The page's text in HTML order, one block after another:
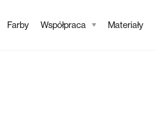
Farby Współpraca Materiały